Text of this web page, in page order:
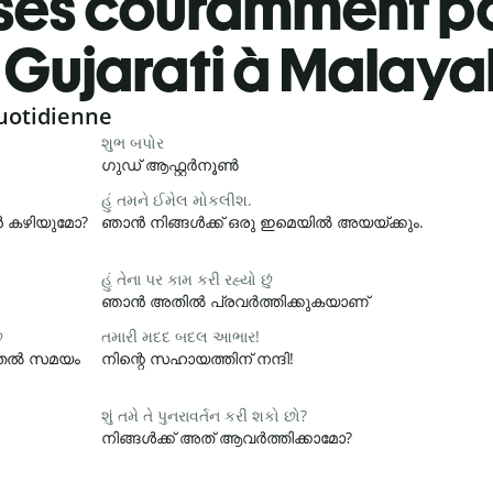
Gujarati à
શુભ બપોર
ഗുഡ് ആഫ്റ്റർനൂൺ
കഴിയുമോ?
હું તમને ઈમેલ મોકલીશ.
ഞാൻ നിങ്ങൾക്ക് ഒരു ഇമെയിൽ അയയ്ക്കും.
હું તેના પર કામ કરી રહ્યો છું
ഞാൻ അതിൽ പ്രവർത്തിക്കുകയാണ്
സമയം
તમારી મદદ બદલ આભાર!
നിന്റെ സഹായത്തിന് നന്ദി!
શું તમે તે પુનરાવર્તન કરી શકો છો?
നിങ്ങൾക്ക് അത് ആവർത്തിക്കാമോ?